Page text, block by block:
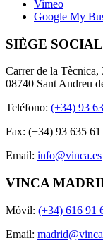
Vimeo
Google My
SIÈGE
Carrer de la Tècnica,
08740 Sant Andreu
Teléfono: (+34) 93
Fax: (+34) 93 635 61
Email: info@vinca.es
VINCA
Móvil: (+34) 616 91
Email: